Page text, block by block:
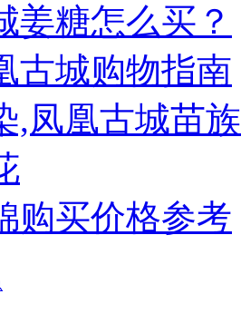
姜糖怎么买？
古城购物指南
,凤凰古城苗
购买价格参考